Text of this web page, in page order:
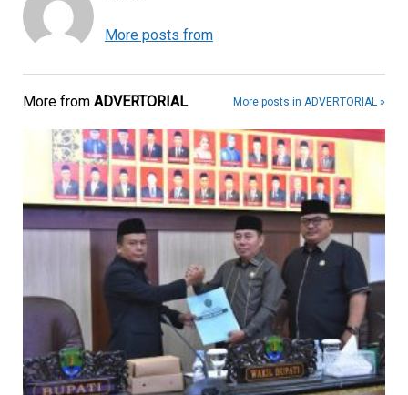
More posts from
More from ADVERTORIAL More posts in ADVERTORIAL »